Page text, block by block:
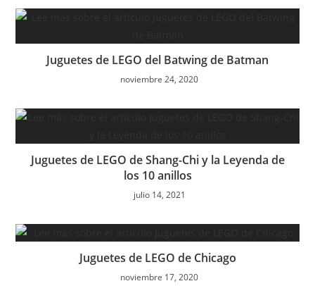
Juguetes de LEGO del Batwing de Batman
noviembre 24, 2020
Juguetes de LEGO de Shang-Chi y la Leyenda de
los 10 anillos
julio 14, 2021
Juguetes de LEGO de Chicago
noviembre 17, 2020